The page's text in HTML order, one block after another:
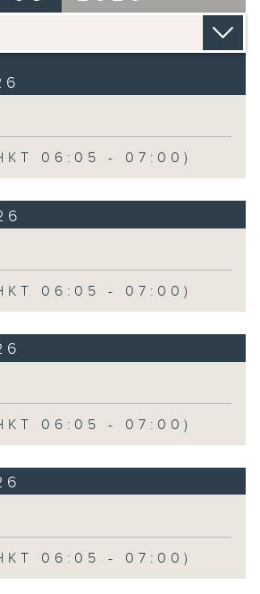
06:05 - 07:00)
06:05 - 07:00)
06:05 - 07:00)
06:05 - 07:00)